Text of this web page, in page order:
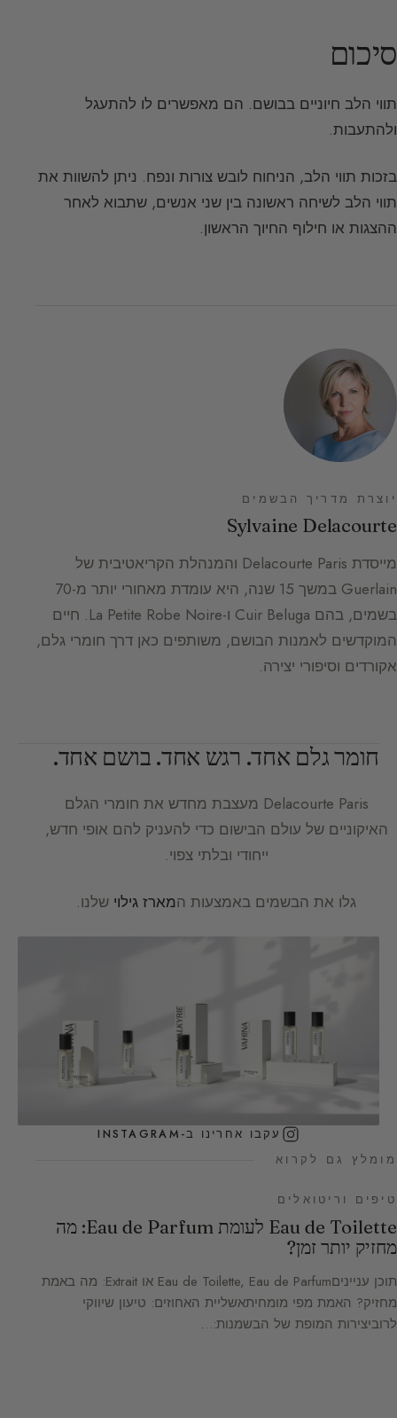
סיכום
תווי הלב חיוניים בבושם. הם מאפשרים לו להתעגל
ולהתעבות.
בזכות תווי הלב, הניחוח לובש צורות ונפח. ניתן להשוות את
תווי הלב לשיחה ראשונה בין שני אנשים, שתבוא לאחר
ההצגות או חילוף החיוך הראשון.
יוצרת מדריך הבשמים
Sylvaine Delacourte
מייסדת Delacourte Paris והמנהלת הקריאטיבית של
Guerlain במשך 15 שנה, היא עומדת מאחורי יותר מ-70
בשמים, בהם Cuir Beluga ו-La Petite Robe Noire. חיים
המוקדשים לאמנות הבושם, משותפים כאן דרך חומרי גלם,
אקורדים וסיפורי יצירה.
חומר גלם אחד. רגש אחד. בושם אחד.
Delacourte Paris מעצבת מחדש את חומרי הגלם
האיקוניים של עולם הבישום כדי להעניק להם אופי חדש,
ייחודי ובלתי צפוי.
גלו את הבשמים באמצעות המארז גילוי שלנו.
עקבו אחרינו ב-INSTAGRAM
מומלץ גם לקרוא
טיפים וריטואלים
Eau de Toilette לעומת Eau de Parfum: מה
מחזיק יותר זמן?
תוכן ענייניםEau de Toilette, Eau de Parfum או Extrait: מה באמת
מחזיק? האמת מפי מומחיתאשליית האחוזים: טיעון שיווקי
לרוביצירות המופת של הבשמנות:…